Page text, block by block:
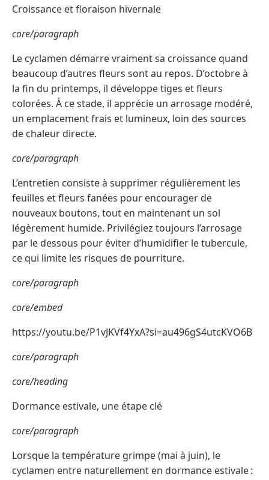
Croissance et floraison hivernale
core/paragraph
Le cyclamen démarre vraiment sa croissance quand
beaucoup d’autres fleurs sont au repos. D’octobre à
la fin du printemps, il développe tiges et fleurs
colorées. À ce stade, il apprécie un arrosage modéré,
un emplacement frais et lumineux, loin des sources
de chaleur directe.
core/paragraph
L’entretien consiste à supprimer régulièrement les
feuilles et fleurs fanées pour encourager de
nouveaux boutons, tout en maintenant un sol
légèrement humide. Privilégiez toujours l’arrosage
par le dessous pour éviter d’humidifier le tubercule,
ce qui limite les risques de pourriture.
core/paragraph
core/embed
https://youtu.be/P1vJKVf4YxA?si=au496gS4utcKVO6B
core/paragraph
core/heading
Dormance estivale, une étape clé
core/paragraph
Lorsque la température grimpe (mai à juin), le
cyclamen entre naturellement en dormance estivale :